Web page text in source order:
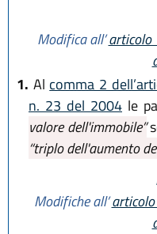
Modifica all’articolo
1. Al comma 2
n. 23 del 2004 le
valore dell'immobile”
“triplo dell'aumento
Modifiche all’